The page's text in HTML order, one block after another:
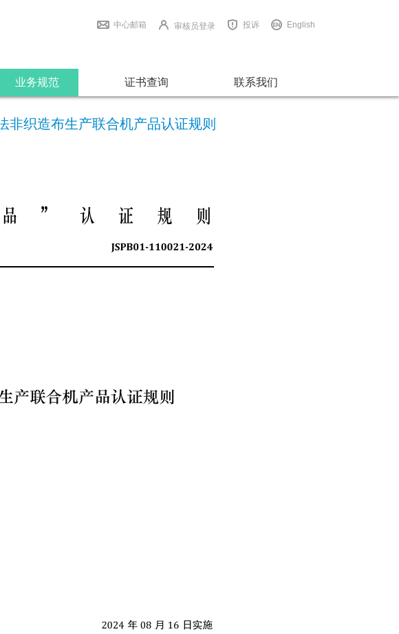
English
投诉
审核员登录
中心邮箱
业务规范 证书查询 联系我们
非织造布生产联合机产品认证规则